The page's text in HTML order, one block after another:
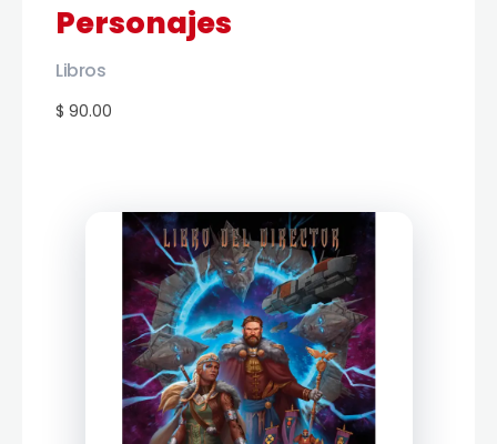
Personajes
$ 90.00
Libros